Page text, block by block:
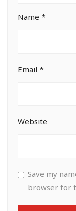
Name *
Email *
Website
Save my
browser for